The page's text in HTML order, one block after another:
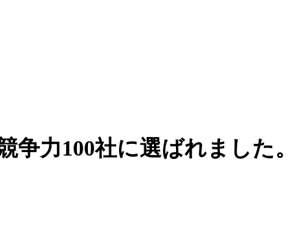
力100社に選ばれました。